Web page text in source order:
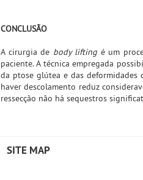
CONCLUSÃO
A cirurgia de body lifting é um
paciente. A técnica empregada
da ptose glútea e das
haver descolamento reduz
ressecção não há sequestros
SITE MAP